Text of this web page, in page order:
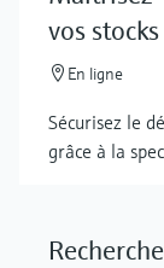
vos stocks
En ligne
Sécurisez le
grâce à la